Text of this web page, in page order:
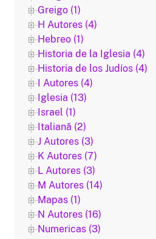
Greigo (1)
H Autores (4)
Hebreo (1)
Historia de la Iglesia (4)
Historia de los Judíos (4)
I Autores (4)
Iglesia (13)
Israel (1)
Italiană (2)
J Autores (3)
K Autores (7)
L Autores (3)
M Autores (14)
Mapas (1)
N Autores (16)
Numericas (3)